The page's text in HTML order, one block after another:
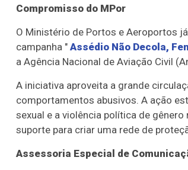
Compromisso do MPor
O Ministério de Portos e Aeroportos
campanha " Assédio Não Decola,
a Agência Nacional de Aviação Civil
A iniciativa aproveita a grande
comportamentos abusivos. A ação
sexual e a violência política de
suporte para criar uma rede de
Assessoria Especial de